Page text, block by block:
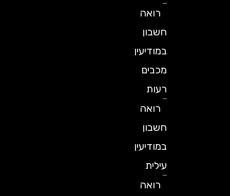
רואה
חשבון
במודיעין
מכבים
רעות
רואה
חשבון
במודיעין
עילית
רואה